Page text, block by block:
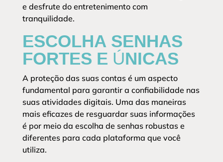
e desfrute do entretenimento com
tranquilidade.
ESCOLHA SENHAS
FORTES E ÚNICAS
A proteção das suas contas é um aspecto
fundamental para garantir a confiabilidade nas
suas atividades digitais. Uma das maneiras
mais eficazes de resguardar suas informações
é por meio da escolha de senhas robustas e
diferentes para cada plataforma que você
utiliza.